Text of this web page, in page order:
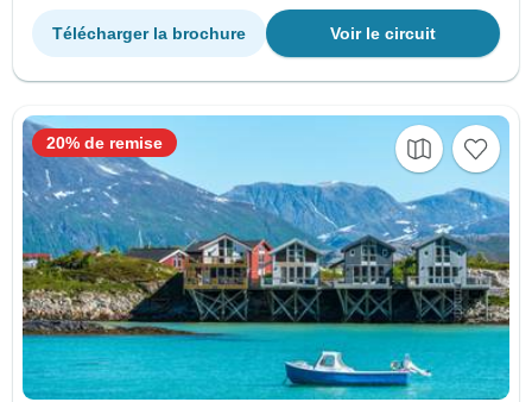
Voir le circuit
Télécharger la brochure
20% de remise